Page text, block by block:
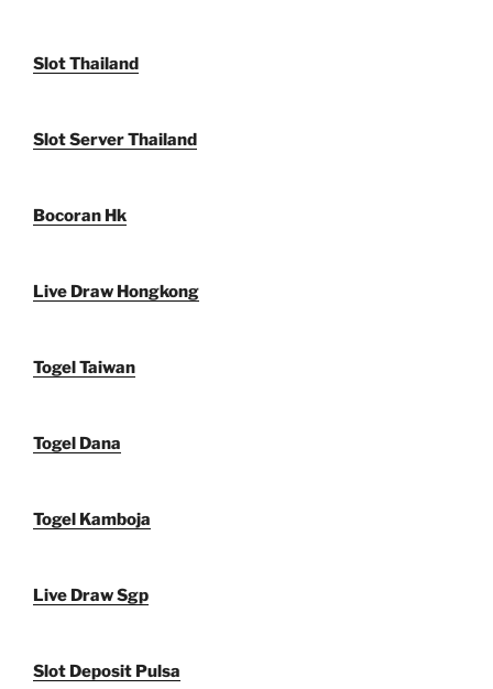
Slot Thailand
Slot Server Thailand
Bocoran Hk
Live Draw Hongkong
Togel Taiwan
Togel Dana
Togel Kamboja
Live Draw Sgp
Slot Deposit Pulsa